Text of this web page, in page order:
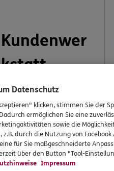
Kundenwer
kstatt
Möchten Sie dabei
mithelfen, ERGO weiter
zu verbessern? Machen
Datenschutz
klicken, stimmen Sie der
ermöglichen Sie eine
sowie die
durch die Nutzung von Facebook
für Sie maßgeschneiderte
über den Button "Tool-
Impressum